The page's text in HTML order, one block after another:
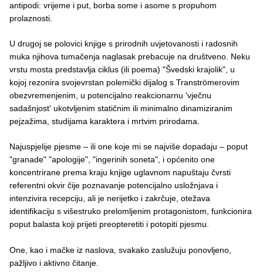
antipodi: vrijeme i put, borba some i asome s propuhom
prolaznosti.
U drugoj se polovici knjige s prirodnih uvjetovanosti i radosnih
muka njihova tumačenja naglasak prebacuje na društveno. Neku
vrstu mosta predstavlja ciklus (ili poema) "Švedski krajolik", u
kojoj rezonira svojevrstan polemički dijalog s Tranströmerovim
obezvremenjenim, u potencijalno reakcionarnu 'vječnu
sadašnjost' ukotvljenim statičnim ili minimalno dinamiziranim
pejzažima, studijama karaktera i mrtvim prirodama.
Najuspjelije pjesme – ili one koje mi se najviše dopadaju – poput
"granade" "apologije", "ingerinih soneta", i općenito one
koncentrirane prema kraju knjige uglavnom napuštaju čvrsti
referentni okvir čije poznavanje potencijalno usložnjava i
intenzivira recepciju, ali je nerijetko i zakrčuje, otežava
identifikaciju s višestruko prelomljenim protagonistom, funkcionira
poput balasta koji prijeti preopteretiti i potopiti pjesmu.
One, kao i mačke iz naslova, svakako zaslužuju ponovljeno,
pažljivo i aktivno čitanje.